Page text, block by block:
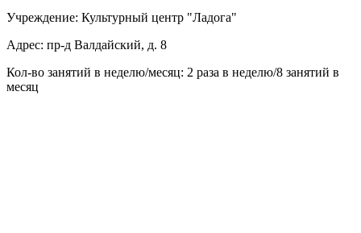
Учреждение: Культурный центр "Ладога"
Адрес: пр-д Валдайский, д. 8
Кол-во занятий в неделю/месяц: 2 раза в неделю/8 занятий в
месяц